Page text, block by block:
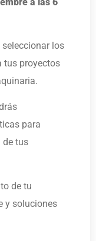
seleccionar los
tus proyectos
para
de tus
de tu
y soluciones